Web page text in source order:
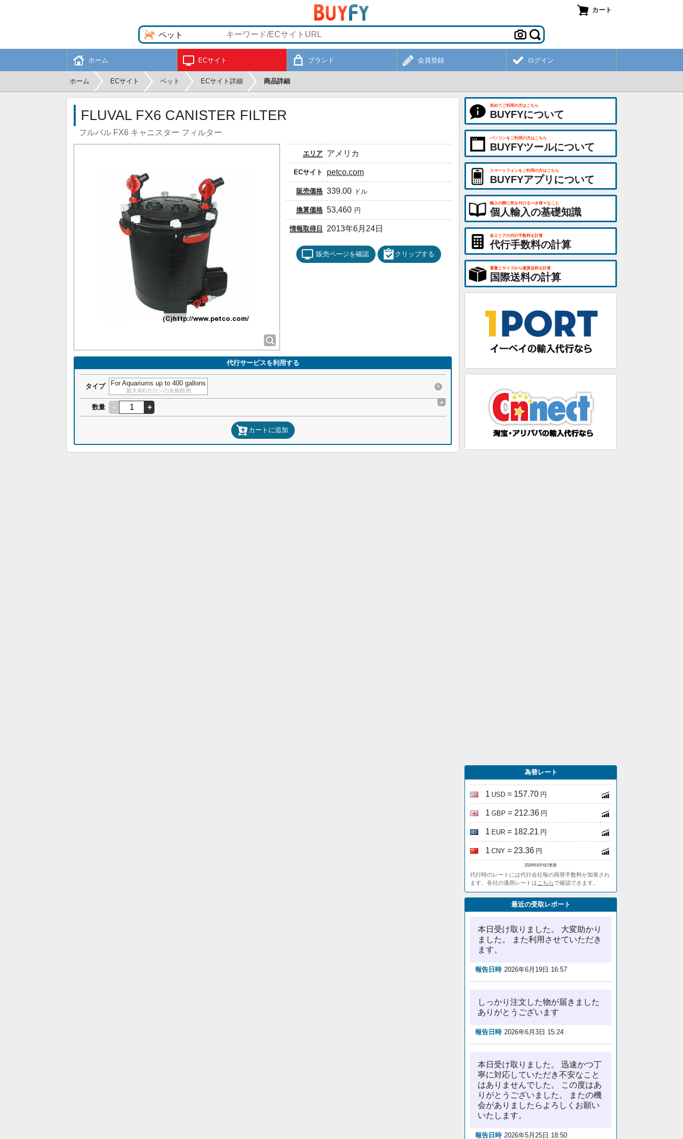
カート
ホーム ECサイト ブランド 会員登録 ログイン
ホーム ECサイト ペット ECサイト詳細 商品詳細
FLUVAL FX6 CANISTER FILTER
フルバル FX6 キャニスター フィルター
エリア アメリカ
ECサイト petco.com
販売価格 339.00 ドル
換算価格 53,460 円
情報取得日 2013年6月24日
販売ページを確認 クリップする
代行サービスを利用する
タイプ For Aquariums up to 400 gallons
最大400ガロンの水族館用
×
数量 - +
+
カートに追加
初めてご利用の方はこちら
BUYFYについて
パソコンをご利用の方はこちら
BUYFYツールについて
スマートフォンをご利用の方はこちら
BUYFYアプリについて
輸入の際に気を付けるべき様々なこと
個人輸入の基礎知識
各エリアの代行手数料を計算
代行手数料の計算
重量とサイズから概算送料を計算
国際送料の計算
為替レート
1 USD = 157.70 円
1 GBP = 212.36 円
1 EUR = 182.21 円
1 CNY = 23.36 円
2026年8月6日更新
代行時のレートには代行会社毎の両替手数料が加算され
ます。各社の適用レートは こちらで確認できます。
最近の受取レポート
本日受け取りました。 大変助かり
ました。 また利用させていただき
ます。
報告日時 2026年6月19日 16:57
しっかり注文した物が届きました
ありがとうございます
報告日時 2026年6月3日 15:24
本日受け取りました。 迅速かつ丁
寧に対応していただき不安なこと
はありませんでした。 この度はあ
りがとうございました。 またの機
会がありましたらよろしくお願い
いたします。
報告日時 2026年5月25日 18:50